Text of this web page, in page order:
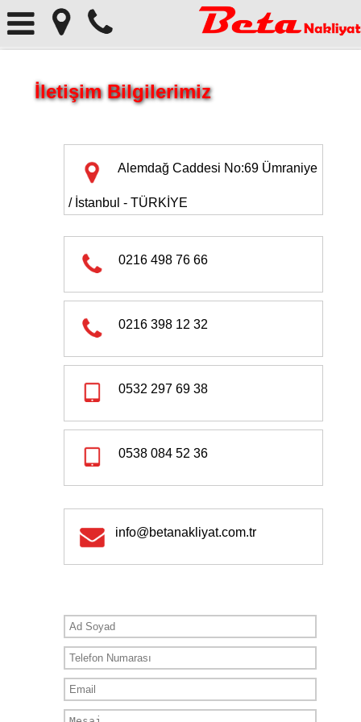
İletişim Bilgilerimiz
Alemdağ Caddesi No:69 Ümraniye
/ İstanbul - TÜRKİYE
0216 498 76 66
0216 398 12 32
0532 297 69 38
0538 084 52 36
info@betanakliyat.com.tr